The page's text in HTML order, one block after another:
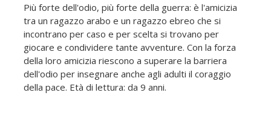
Più forte dell'odio, più forte della guerra: è l'amicizia
tra un ragazzo arabo e un ragazzo ebreo che si
incontrano per caso e per scelta si trovano per
giocare e condividere tante avventure. Con la forza
della loro amicizia riescono a superare la barriera
dell'odio per insegnare anche agli adulti il coraggio
della pace. Età di lettura: da 9 anni.